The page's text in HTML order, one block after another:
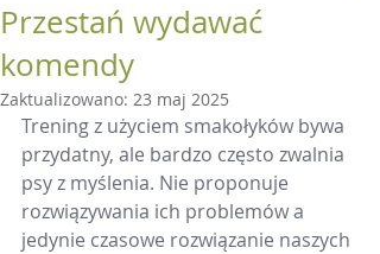
Przestań wydawać
komendy
Zaktualizowano: 23 maj 2025
Trening z użyciem smakołyków bywa
przydatny, ale bardzo często zwalnia
psy z myślenia. Nie proponuje
rozwiązywania ich problemów a
jedynie czasowe rozwiązanie naszych